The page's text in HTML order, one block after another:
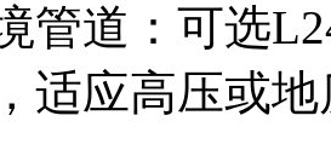
管道：可选
适应高压或